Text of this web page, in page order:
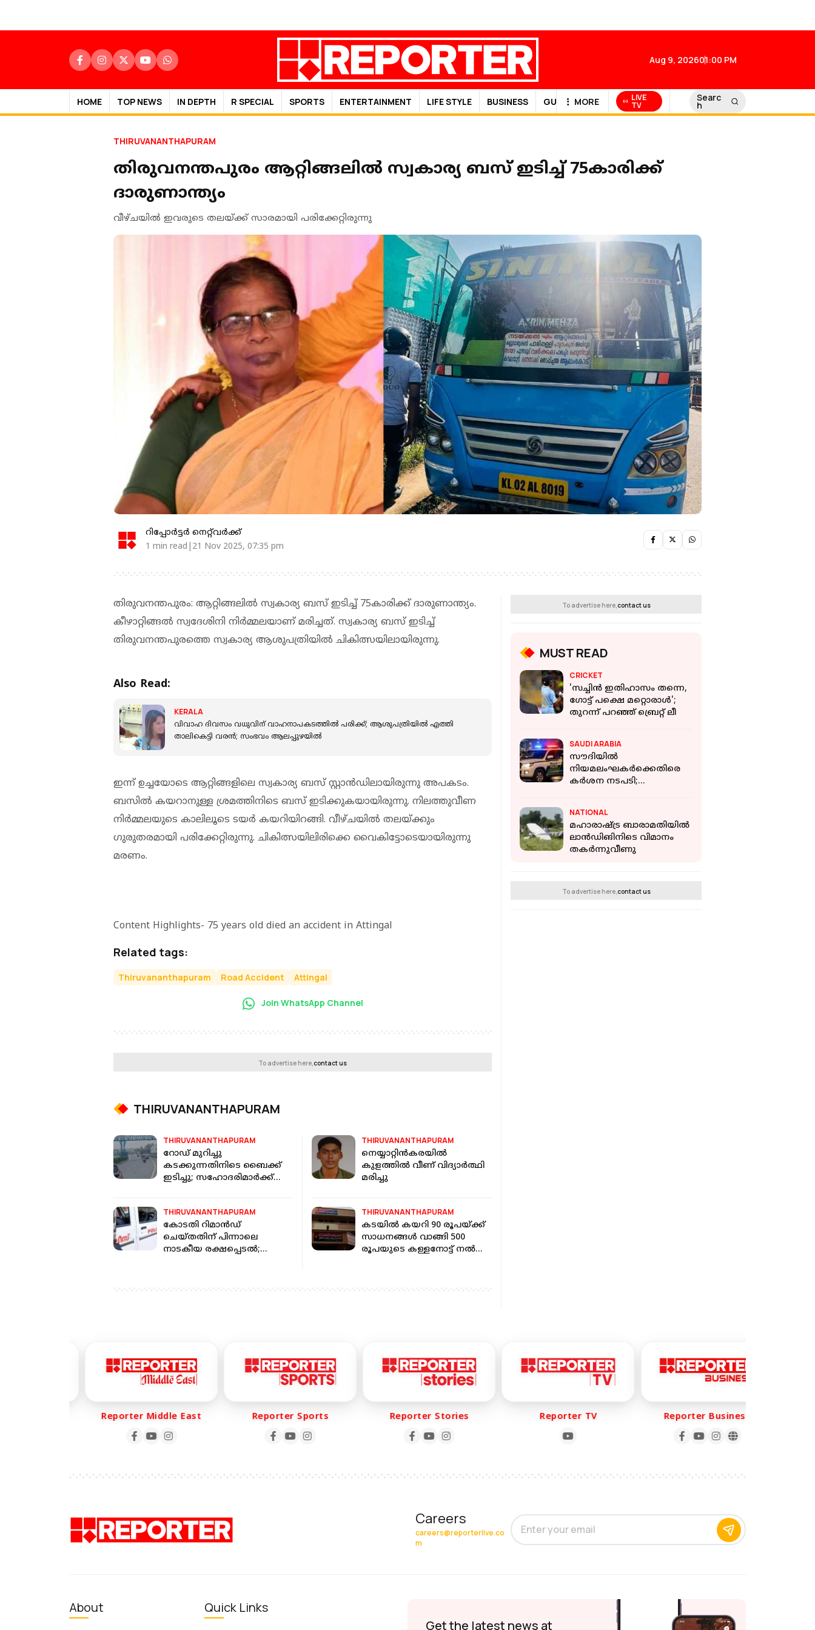
Aug 9, 202601:00 PM
HOME TOP NEWS IN DEPTH R SPECIAL SPORTS ENTERTAINMENT LIFE STYLE BUSINESS GULF NEWS
MORE LIVE
TV
Searc
h
THIRUVANANTHAPURAM
തിരുവനന്തപുരം ആറ്റിങ്ങലില്‍ സ്വകാര്യ ബസ് ഇടിച്ച് 75കാരിക്ക്
ദാരുണാന്ത്യം
വീഴ്ചയിൽ ഇവരുടെ തലയ്ക്ക് സാരമായി പരിക്കേറ്റിരുന്നു
റിപ്പോർട്ടർ നെറ്റ്‌വര്‍ക്ക്‌
1 min read|21 Nov 2025, 07:35 pm
തിരുവനന്തപുരം: ആറ്റിങ്ങലില്‍ സ്വകാര്യ ബസ് ഇടിച്ച് 75കാരിക്ക് ദാരുണാന്ത്യം.
കീഴാറ്റിങ്ങല്‍ സ്വദേശിനി നിര്‍മ്മലയാണ് മരിച്ചത്. സ്വകാര്യ ബസ് ഇടിച്ച്
തിരുവനന്തപുരത്തെ സ്വകാര്യ ആശുപത്രിയില്‍ ചികിത്സയിലായിരുന്നു.
Also Read:
KERALA
വിവാഹ ദിവസം വധുവിന് വാഹനാപകടത്തില്‍ പരിക്ക്; ആശുപത്രിയില്‍ എത്തി
താലികെട്ടി വരന്‍; സംഭവം ആലപ്പുഴയില്‍
ഇന്ന് ഉച്ചയോടെ ആറ്റിങ്ങളിലെ സ്വകാര്യ ബസ് സ്റ്റാന്‍ഡിലായിരുന്നു അപകടം.
ബസില്‍ കയറാനുള്ള ശ്രമത്തിനിടെ ബസ് ഇടിക്കുകയായിരുന്നു. നിലത്തുവീണ
നിര്‍മ്മലയുടെ കാലിലൂടെ ടയര്‍ കയറിയിറങ്ങി. വീഴ്ചയില്‍ തലയ്ക്കും
ഗുരുതരമായി പരിക്കേറ്റിരുന്നു. ചികിത്സയിലിരിക്കെ വൈകിട്ടോടെയായിരുന്നു
മരണം.
Content Highlights- 75 years old died an accident in Attingal
Related tags:
Thiruvananthapuram Road Accident Attingal
Join WhatsApp Channel
To advertise here,contact us
THIRUVANANTHAPURAM
THIRUVANANTHAPURAM
റോഡ് മുറിച്ചു
കടക്കുന്നതിനിടെ ബൈക്ക്
ഇടിച്ചു; സഹോദരിമാർക്ക്
THIRUVANANTHAPURAM
നെയ്യാറ്റിൻകരയിൽ
കുളത്തില്‍ വീണ് വിദ്യാര്‍ത്ഥി
മരിച്ചു
THIRUVANANTHAPURAM
കോടതി റിമാന്‍ഡ്
ചെയ്തതിന് പിന്നാലെ
നാടകീയ രക്ഷപ്പെടല്‍;
THIRUVANANTHAPURAM
കടയിൽ കയറി 90 രൂപയ്ക്ക്
സാധനങ്ങൾ വാങ്ങി 500
രൂപയുടെ കള്ളനോട്ട് നൽകി;
To advertise here, contact us
MUST READ
CRICKET
'സച്ചിൻ ഇതിഹാസം തന്നെ,
ഗോട്ട് പക്ഷെ മറ്റൊരാൾ';
തുറന്ന് പറഞ്ഞ് ബ്രെറ്റ് ലീ
SAUDI ARABIA
സൗദിയിൽ
നിയമലംഘകർക്കെതിരെ
കർശന നടപടി;
പേർ
NATIONAL
മഹാരാഷ്ട്ര ബാരാമതിയിൽ
ലാൻഡിങിനിടെ വിമാനം
തകർന്നുവീണു
To advertise here, contact us
Reporter Middle East Reporter Sports Reporter Stories Reporter TV Reporter Business
Careers
careers@reporterlive.co
m
About
Quick Links
Get the latest news at